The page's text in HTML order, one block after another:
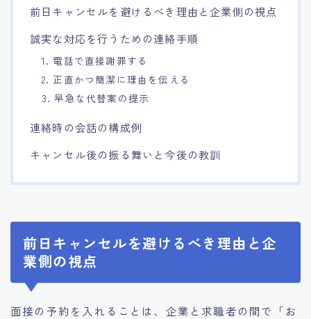
前日キャンセルを避けるべき理由と企業側の視点
誠実な対応を行うための連絡手順
1. 電話で直接謝罪する
2. 正直かつ簡潔に理由を伝える
3. 早急な代替案の提示
連絡時の会話の構成例
キャンセル後の振る舞いと今後の教訓
前日キャンセルを避けるべき理由と企
業側の視点
面接の予約を入れることは、企業と求職者の間で「お